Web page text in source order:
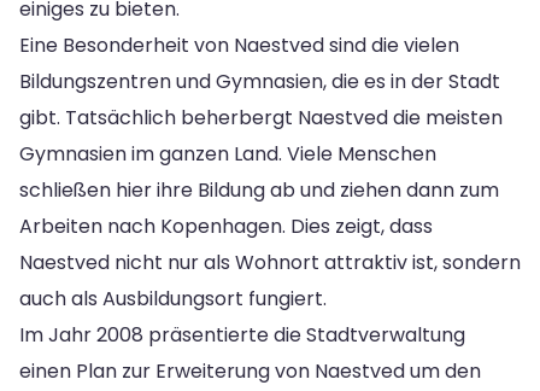
einiges zu bieten.
Eine Besonderheit von Naestved sind die vielen
Bildungszentren und Gymnasien, die es in der Stadt
gibt. Tatsächlich beherbergt Naestved die meisten
Gymnasien im ganzen Land. Viele Menschen
schließen hier ihre Bildung ab und ziehen dann zum
Arbeiten nach Kopenhagen. Dies zeigt, dass
Naestved nicht nur als Wohnort attraktiv ist, sondern
auch als Ausbildungsort fungiert.
Im Jahr 2008 präsentierte die Stadtverwaltung
einen Plan zur Erweiterung von Naestved um den